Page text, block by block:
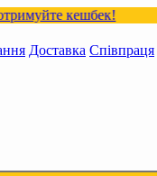
Доставка Співпраця